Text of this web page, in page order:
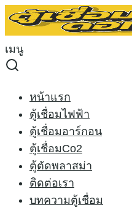
Skip
เมนู
หน้าแรก
ตู้เชื่อมไฟฟ้า
ตู้เชื่อมอาร์กอน
ตู้เชื่อมCo2
ตู้ตัดพลาสม่า
ติดต่อเรา
บทความตู้เชื่อม
for:
ตู้เชื่อมไฟฟ้า ยี่ห้อไหนดี ตู้เชื่
2568
ตู้เชื่อมไฟฟ้า ยี่ห้อ
เชื่อมco2 แบบไหนดี
07/10/2015
การเลือกซื้อ ตู้เชื่อมไฟ